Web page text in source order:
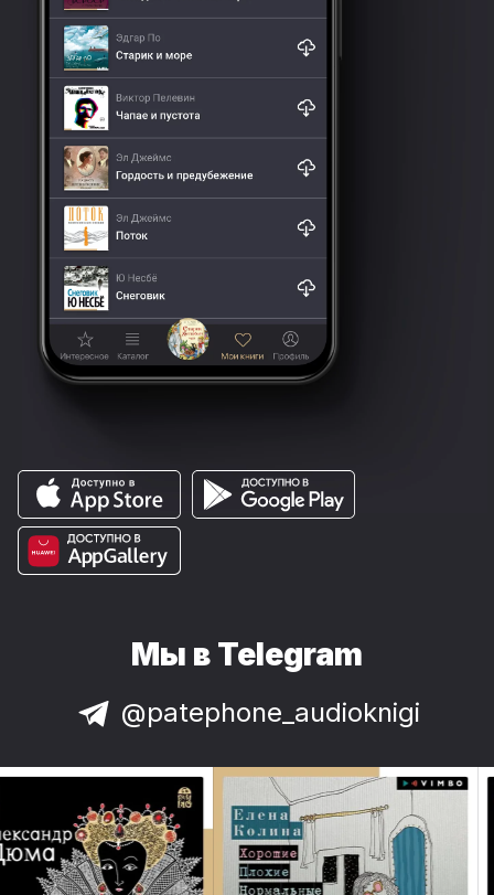
Мы в Telegram
@patephone_audioknigi